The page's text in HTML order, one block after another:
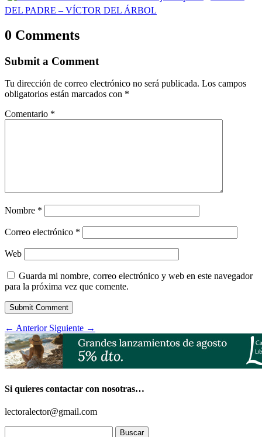
DEL PADRE – VÍCTOR DEL ÁRBOL
0 Comments
Submit a Comment
Tu dirección de correo electrónico no será publicada. Los campos
obligatorios están marcados con *
Comentario *
Nombre *
Correo electrónico *
Web
Guarda mi nombre, correo electrónico y web en este navegador
para la próxima vez que comente.
Submit Comment
← Anterior Siguiente →
Si quieres contactar con nosotras…
lectoralector@gmail.com